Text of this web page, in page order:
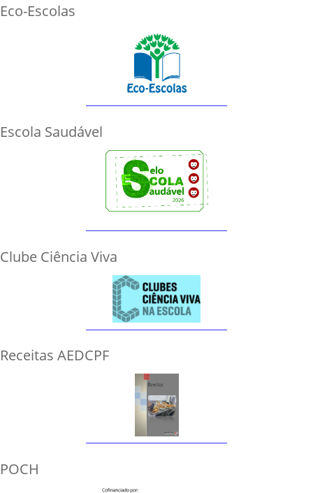
Eco-Escolas
Escola Saudável
Clube Ciência Viva
Receitas AEDCPF
POCH